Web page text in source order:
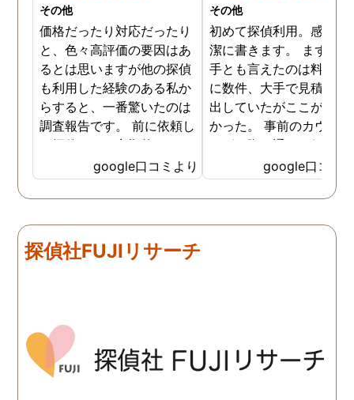
その他
価格だったり対応だったり
と、色々高評価の要因はあ
るとは思いますが他の探偵
も利用した経験のある私か
らすると、一番驚いたのは
調査報告です。 前に依頼し
た探偵では、定期的にまと
めて報告がくる為なかなか
実際の現状を把握するのが
難しかったですが、ここは
来ていました。 担当の人も
丁寧で報告内容もわかりや
google口コミより
その他
初めて探偵利用。感想を
潔に書きます。 まず、
手とも言えたのは料金。
に数件、大手で見積もり
出していたがここが一番
かった。 事前のカウン
ングの際の通りの価格で
途中での追加料金なども
く安心してお任せできた
由のひとつ。 かと言っ
く、むしろ期待以上に細
google口コミ
探偵社FUJIリサーチ